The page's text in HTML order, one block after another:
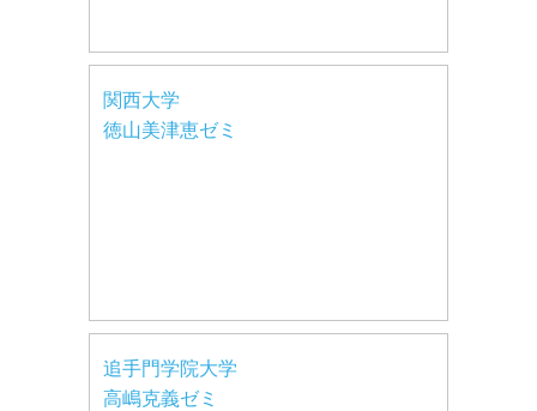
関西大学
徳山美津恵ゼミ
追手門学院大学
高嶋克義ゼミ